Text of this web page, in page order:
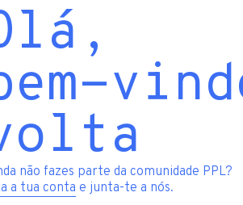
não fazes parte da comunidade PPL?
a tua conta e junta-te a nós.